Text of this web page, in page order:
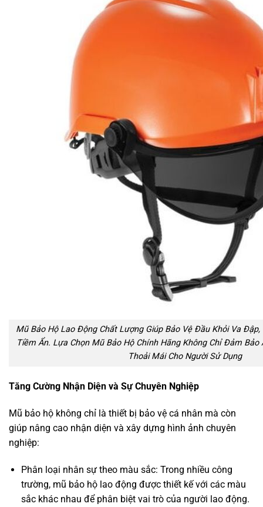
Mũ Bảo Hộ Lao Động Chất Lượng Giúp Bảo Vệ Đầu Khỏi Va Đập,
Tiềm Ẩn. Lựa Chọn Mũ Bảo Hộ Chính Hãng Không Chỉ Đảm Bảo
Thoải Mái Cho Người Sử Dụng
Tăng Cường Nhận Diện và Sự Chuyên Nghiệp
Mũ bảo hộ không chỉ là thiết bị bảo vệ cá nhân mà còn
giúp nâng cao nhận diện và xây dựng hình ảnh chuyên
nghiệp:
Phân loại nhân sự theo màu sắc: Trong nhiều công
trường, mũ bảo hộ lao động được thiết kế với các màu
sắc khác nhau để phân biệt vai trò của người lao động.